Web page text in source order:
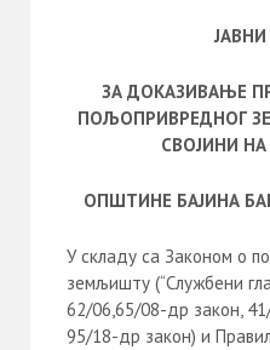
ЗА ДОКАЗИВАЊЕ
ПОЉОПРИВРЕДНОГ
СВОЈИНИ
ОПШТИНЕ БАЈИНА
У складу са Законом о
земљишту (“Службени
62/06,65/08-др закон,
95/18-др закон) и